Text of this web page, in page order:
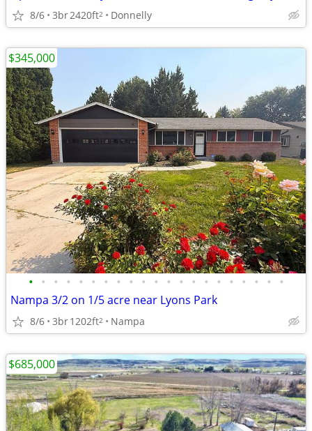
8/6 3br2420ft2 Donnelly
• • • • • • • • • • • • • • • • • • • • •
Nampa 3/2 on 1/5 acre near Lyons Park
8/6 3br1202ft2 Nampa
$345,000
$685,000